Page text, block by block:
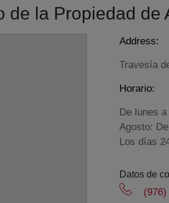
de la Propiedad de
Address:
Travesía
Horario:
De lunes
Agosto:
Los días
Datos de